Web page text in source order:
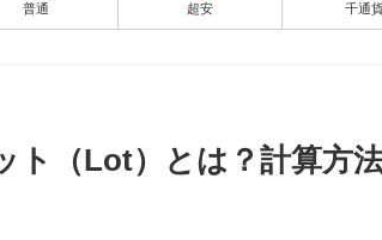
普通 超安 千通
ト（Lot）とは？計算方